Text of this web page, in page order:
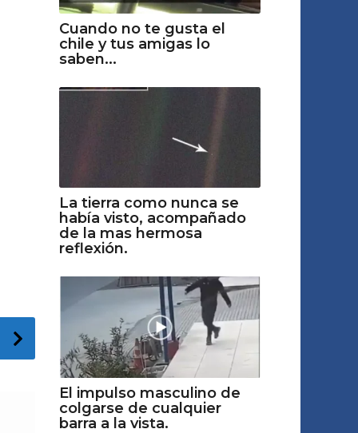
Cuando no te gusta el
chile y tus amigas lo
saben...
La tierra como nunca se
había visto, acompañado
de la mas hermosa
reflexión.
El impulso masculino de
colgarse de cualquier
barra a la vista.